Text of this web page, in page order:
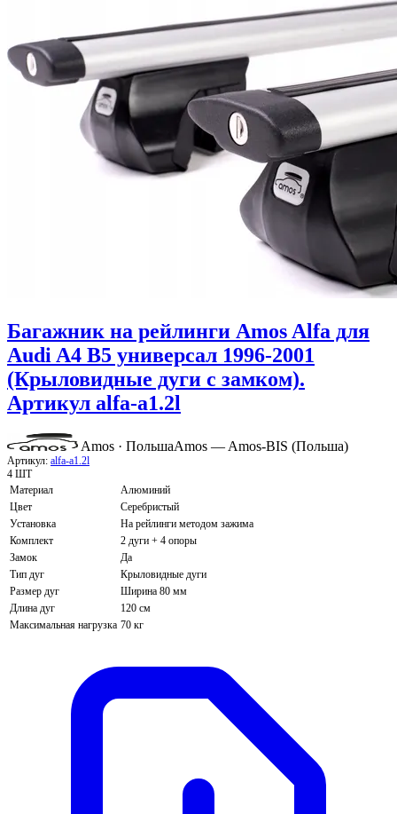
Багажник на рейлинги Amos Alfa для
Audi A4 B5 универсал 1996-2001
(Крыловидные дуги с замком).
Артикул alfa-a1.2l
Amos · ПольшаAmos — Amos-BIS (Польша)
Артикул: alfa-a1.2l
4 ШТ
Материал
Алюминий
Цвет
Серебристый
Установка
На рейлинги методом зажима
Комплект
2 дуги + 4 опоры
Замок
Да
Тип дуг
Крыловидные дуги
Размер дуг
Ширина 80 мм
Длина дуг
120 см
Максимальная нагрузка 70 кг